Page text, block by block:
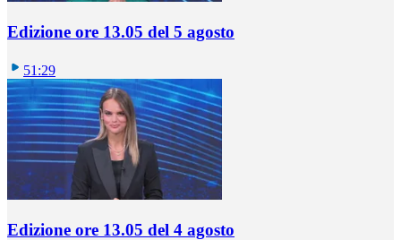
Edizione ore 13.05 del 5 agosto
51:29
Edizione ore 13.05 del 4 agosto